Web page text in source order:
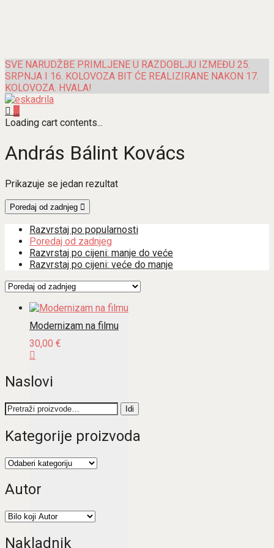
SVE NARUDŽBE PRIMLJENE U RAZDOBLJU IZMEĐU 25.
SRPNJA I 16. KOLOVOZA BIT ĆE REALIZIRANE NAKON 17.
KOLOVOZA. HVALA!
…
Loading cart contents...
András Bálint Kovács
Prikazuje se jedan rezultat
Poredaj od zadnjeg
Razvrstaj po popularnosti
Poredaj od zadnjeg
Razvrstaj po cijeni: manje do veće
Razvrstaj po cijeni: veće do manje
Modernizam na filmu
30,00 €
Naslovi
Pretraži: Idi
Kategorije proizvoda
Autor
Nakladnik